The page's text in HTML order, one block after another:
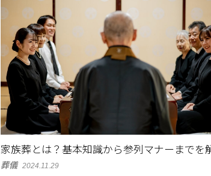
家族葬とは？基本知識から参列マナーまでを
葬儀 2024.11.29